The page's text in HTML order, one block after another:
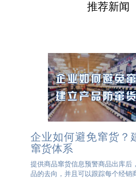
推荐新闻
企业如何避免窜货？
窜货体系
提供商品窜货信息预警商品出库后
品的去向，并且可以跟踪每个经销